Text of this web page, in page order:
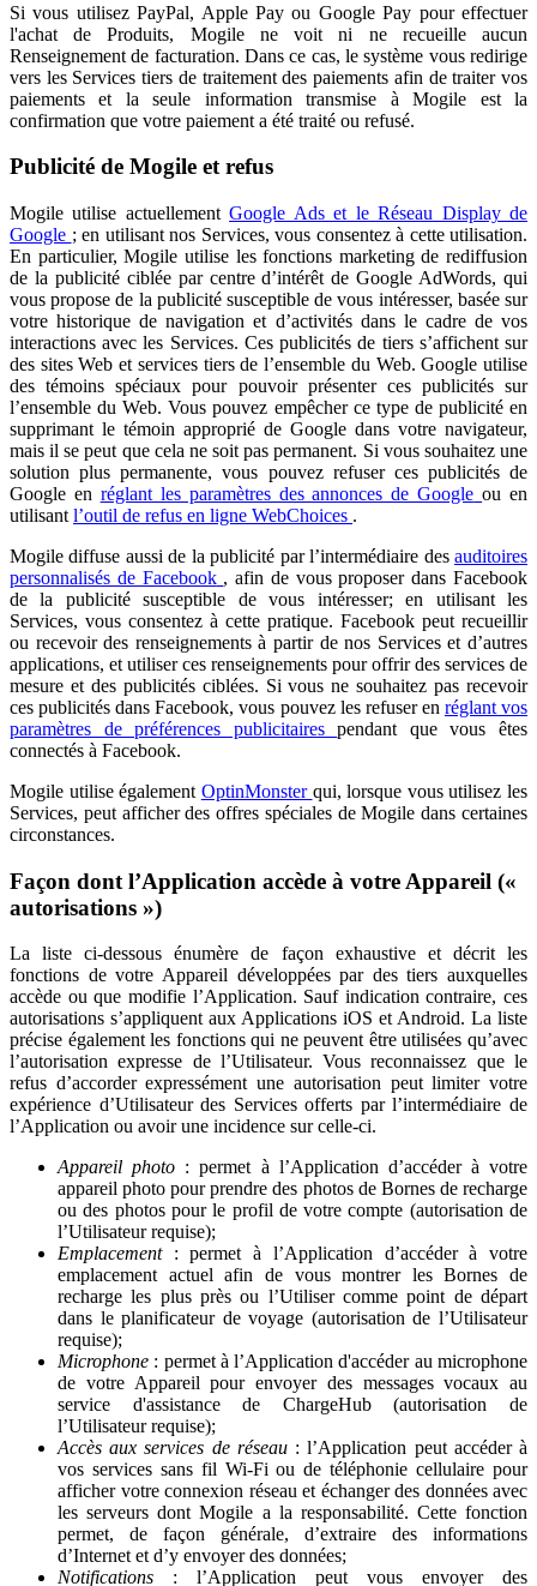
Si vous utilisez PayPal, Apple Pay ou Google Pay pour effectuer
l'achat de Produits, Mogile ne voit ni ne recueille aucun
Renseignement de facturation. Dans ce cas, le système vous redirige
vers les Services tiers de traitement des paiements afin de traiter vos
paiements et la seule information transmise à Mogile est la
confirmation que votre paiement a été traité ou refusé.
Publicité de Mogile et refus
Mogile utilise actuellement Google Ads et le Réseau Display de
Google ; en utilisant nos Services, vous consentez à cette utilisation.
En particulier, Mogile utilise les fonctions marketing de rediffusion
de la publicité ciblée par centre d’intérêt de Google AdWords, qui
vous propose de la publicité susceptible de vous intéresser, basée sur
votre historique de navigation et d’activités dans le cadre de vos
interactions avec les Services. Ces publicités de tiers s’affichent sur
des sites Web et services tiers de l’ensemble du Web. Google utilise
des témoins spéciaux pour pouvoir présenter ces publicités sur
l’ensemble du Web. Vous pouvez empêcher ce type de publicité en
supprimant le témoin approprié de Google dans votre navigateur,
mais il se peut que cela ne soit pas permanent. Si vous souhaitez une
solution plus permanente, vous pouvez refuser ces publicités de
Google en réglant les paramètres des annonces de Google ou en
utilisant l’outil de refus en ligne WebChoices .
Mogile diffuse aussi de la publicité par l’intermédiaire des auditoires
personnalisés de Facebook , afin de vous proposer dans Facebook
de la publicité susceptible de vous intéresser; en utilisant les
Services, vous consentez à cette pratique. Facebook peut recueillir
ou recevoir des renseignements à partir de nos Services et d’autres
applications, et utiliser ces renseignements pour offrir des services de
mesure et des publicités ciblées. Si vous ne souhaitez pas recevoir
ces publicités dans Facebook, vous pouvez les refuser en réglant vos
paramètres de préférences publicitaires
pendant que vous êtes
connectés à Facebook.
Mogile utilise également OptinMonster qui, lorsque vous utilisez les
Services, peut afficher des offres spéciales de Mogile dans certaines
circonstances.
Façon dont l’Application accède à votre Appareil («
autorisations »)
La liste ci-dessous énumère de façon exhaustive et décrit les
fonctions de votre Appareil développées par des tiers auxquelles
accède ou que modifie l’Application. Sauf indication contraire, ces
autorisations s’appliquent aux Applications iOS et Android. La liste
précise également les fonctions qui ne peuvent être utilisées qu’avec
l’autorisation expresse de l’Utilisateur. Vous reconnaissez que le
refus d’accorder expressément une autorisation peut limiter votre
expérience d’Utilisateur des Services offerts par l’intermédiaire de
l’Application ou avoir une incidence sur celle-ci.
Appareil photo : permet à l’Application d’accéder à votre
appareil photo pour prendre des photos de Bornes de recharge
ou des photos pour le profil de votre compte (autorisation de
l’Utilisateur requise);
Emplacement
: permet à l’Application d’accéder à votre
emplacement actuel afin de vous montrer les Bornes de
recharge les plus près ou l’Utiliser comme point de départ
dans le planificateur de voyage (autorisation de l’Utilisateur
requise);
Microphone : permet à l’Application d'accéder au microphone
de votre Appareil pour envoyer des messages vocaux au
service d'assistance de ChargeHub (autorisation de
l’Utilisateur requise);
Accès aux services de réseau : l’Application peut accéder à
vos services sans fil Wi-Fi ou de téléphonie cellulaire pour
afficher votre connexion réseau et échanger des données avec
les serveurs dont Mogile a la responsabilité. Cette fonction
permet, de façon générale, d’extraire des informations
d’Internet et d’y envoyer des données;
Notifications
: l’Application peut vous envoyer des